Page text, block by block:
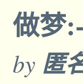
做梦
by 匿